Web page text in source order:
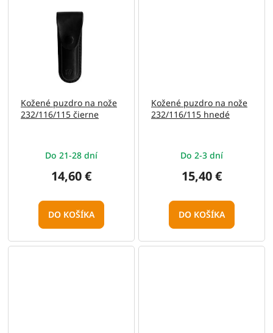
Kožené puzdro na nože
232/116/115 čierne
Do 21-28 dní
14,60 €
DO KOŠÍKA
Kožené puzdro na nože
232/116/115 hnedé
Do 2-3 dní
15,40 €
DO KOŠÍKA